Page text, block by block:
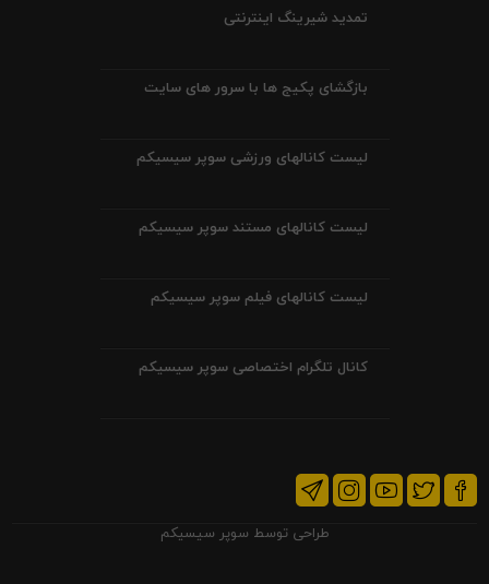
تمدید شیرینگ اینترنتی
بازگشای پکیج ها با سرور های سایت
لیست کانالهای ورزشی سوپر سیسیکم
لیست کانالهای مستند سوپر سیسیکم
لیست کانالهای فیلم سوپر سیسیکم
کانال تلگرام اختصاصی سوپر سیسیکم
طراحی توسط سوپر سیسیکم